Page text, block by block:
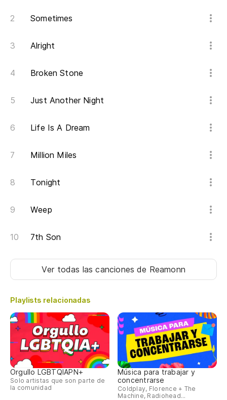
Sometimes
Alright
Broken Stone
Just Another Night
Life Is A Dream
Million Miles
Tonight
Weep
7th Son
Ver todas las cancionesde Reamonn
Playlists relacionadas
Orgullo LGBTQIAPN+
Solo artistas que son parte de
la comunidad
Música para trabajar y
concentrarse
Coldplay, Florence + The
Machine, Radiohead...